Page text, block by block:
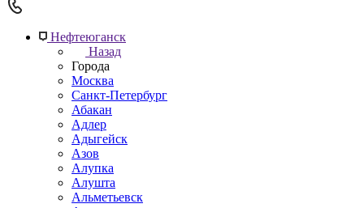
Нефтеюганск
Назад
Города
Москва
Санкт-Петербург
Абакан
Адлер
Адыгейск
Азов
Алупка
Алушта
Альметьевск